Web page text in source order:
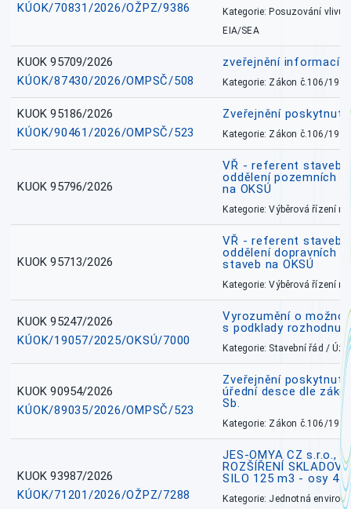
KÚOK/70831/2026/OŽPZ/9386
Kategorie: Posuzování vlivů
EIA/SEA
KUOK 95709/2026
KÚOK/87430/2026/OMPSČ/508
zveřejnění informací
Kategorie: Zákon č.106/1999
KUOK 95186/2026
KÚOK/90461/2026/OMPSČ/523
Zveřejnění
Kategorie: Zákon č.106/1999
KUOK 95796/2026
VŘ - referent
oddělení pozemních
na OKSÚ
Kategorie: Výběrová řízení
KUOK 95713/2026
VŘ - referent
oddělení dopravních
staveb na OKSÚ
Kategorie: Výběrová řízení
KUOK 95247/2026
KÚOK/19057/2025/OKSÚ/7000
Vyrozumění o
s podklady rozhodnutí
Kategorie: Stavební řád /
KUOK 90954/2026
KÚOK/89035/2026/OMPSČ/523
Zveřejnění
úřední desce dle
Sb.
Kategorie: Zákon č.106/1999
KUOK 93987/2026
KÚOK/71201/2026/OŽPZ/7288
JES-OMYA CZ s.r.o.,
ROZŠÍŘENÍ
SILO 125 m3 - osy
Kategorie: Jednotná